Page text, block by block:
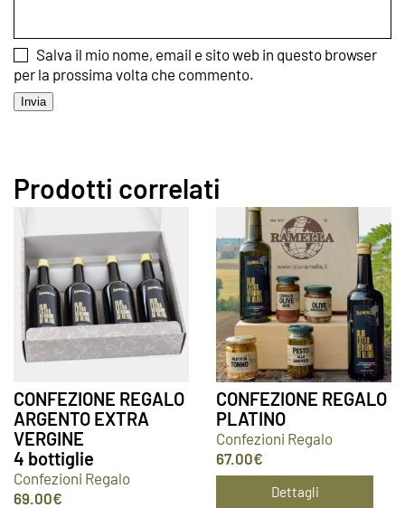
Salva il mio nome, email e sito web in questo browser
per la prossima volta che commento.
Prodotti correlati
CONFEZIONE REGALO
ARGENTO EXTRA
VERGINE
4 bottiglie
Confezioni Regalo
69.00€
CONFEZIONE REGALO
PLATINO
Confezioni Regalo
67.00€
Dettagli